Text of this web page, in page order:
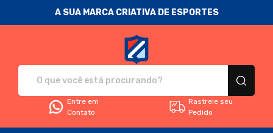
A SUA MARCA CRIATIVA DE ESPORTES
Fanática Sport Nation -
Entre em
Contato
Rastreie seu
Pedido